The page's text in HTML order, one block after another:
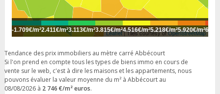
Leaflet| Tiles courtesy ofOpenStreetMap
-1.709€/m²2.411€/m²3.113€/m²3.815€/m²4.516€/m²5.218€/m²5.920€/m²
Tendance des prix immobiliers au mètre carré Abbécourt
Si l'on prend en compte tous les types de biens immo en cours de
vente sur le web, c'est à dire les maisons et les appartements, nous
pouvons évaluer la valeur moyenne du m² à Abbécourt au
08/08/2026 à 2 746 €/m² euros.